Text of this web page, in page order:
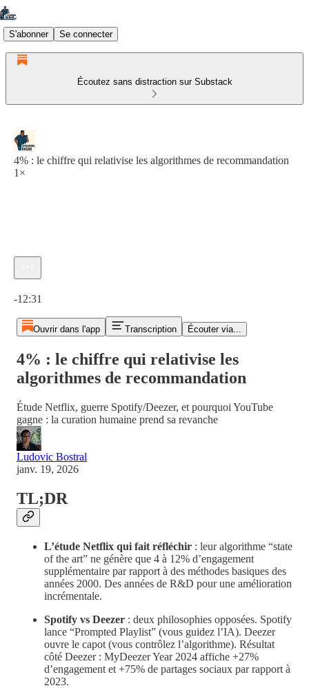
S'abonner Se connecter
Écoutez sans distraction sur Substack
4% : le chiffre qui relativise les algorithmes de recommandation
1×
-12:31
Ouvrir dans l'app Transcription Écouter via...
4% : le chiffre qui relativise les
algorithmes de recommandation
Étude Netflix, guerre Spotify/Deezer, et pourquoi YouTube
gagne : la curation humaine prend sa revanche
Ludovic Bostral
janv. 19, 2026
TL;DR
L’étude Netflix qui fait réfléchir : leur algorithme “state
of the art” ne génère que 4 à 12% d’engagement
supplémentaire par rapport à des méthodes basiques des
années 2000. Des années de R&D pour une amélioration
incrémentale.
Spotify vs Deezer : deux philosophies opposées. Spotify
lance “Prompted Playlist” (vous guidez l’IA). Deezer
ouvre le capot (vous contrôlez l’algorithme). Résultat
côté Deezer : MyDeezer Year 2024 affiche +27%
d’engagement et +75% de partages sociaux par rapport à
2023.